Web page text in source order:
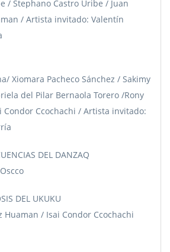
/ Stephano Castro Uribe / Juan
/ Artista invitado: Valentín
Xiomara Pacheco Sánchez / Sakimy
del Pilar Bernaola Torero /Rony
Condor Ccochachi / Artista invitado:
DEL DANZAQ
DEL UKUKU
Huaman / Isai Condor Ccochachi